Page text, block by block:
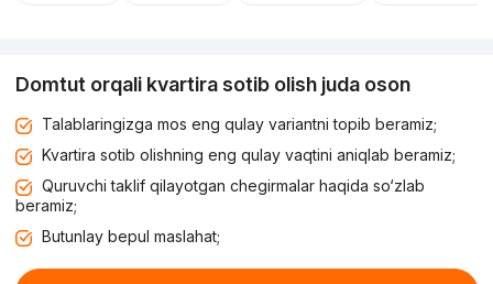
Domtut orqali kvartira sotib olish juda oson
Talablaringizga mos eng qulay variantni topib beramiz;
Kvartira sotib olishning eng qulay vaqtini aniqlab beramiz;
Quruvchi taklif qilayotgan chegirmalar haqida so‘zlab
beramiz;
Butunlay bepul maslahat;